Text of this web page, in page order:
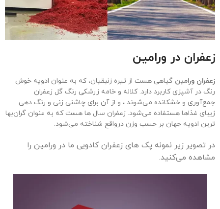
زعفران در ورامین
زعفران ورامین گیاهی هست از تیره زنبقیان، که به عنوان ادویه خوش
رنگ در آشپزی کاربرد دارد. کلاله و خامه زرشکی رنگ گل زعفران
جمع‌آوری و خشکانده می‌شوند ، و از آن برای چاشنی‌ زنی و رنگ دهی
زیبای غذاها هستفاده می‌شود. زعفران سال ها هست که به عنوان گران‌بها
ترین ادویه جهان بر حسب وزن درواقع شناخته می‌شود.
در تصویر زیر نمونه پک های زعفران کادویی ما در ورامین را
مشاهده می‌کنید.